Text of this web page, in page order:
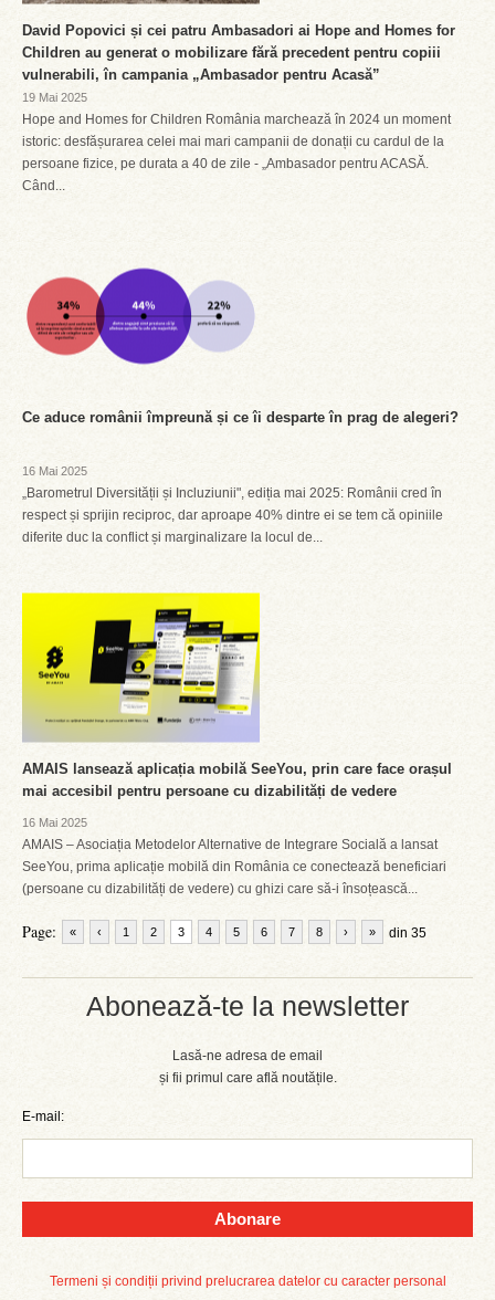
Abonează-te la newsletter
Lasă-ne adresa de email
și fii primul care află noutățile.
E-mail:
Abonare
Termeni și condiții privind prelucrarea datelor cu caracter personal
David Popovici și cei patru Ambasadori ai Hope and Homes for
Children au generat o mobilizare fără precedent pentru copiii
vulnerabili, în campania „Ambasador pentru Acasă”
19 Mai 2025
Hope and Homes for Children România marchează în 2024 un moment
istoric: desfășurarea celei mai mari campanii de donații cu cardul de la
persoane fizice, pe durata a 40 de zile - „Ambasador pentru ACASĂ.
Când...
Ce aduce românii împreună și ce îi desparte în prag de alegeri?
16 Mai 2025
„Barometrul Diversității și Incluziunii", ediția mai 2025: Românii cred în
respect și sprijin reciproc, dar aproape 40% dintre ei se tem că opiniile
diferite duc la conflict și marginalizare la locul de...
AMAIS lansează aplicația mobilă SeeYou, prin care face orașul
mai accesibil pentru persoane cu dizabilități de vedere
16 Mai 2025
AMAIS – Asociația Metodelor Alternative de Integrare Socială a lansat
SeeYou, prima aplicație mobilă din România ce conectează beneficiari
(persoane cu dizabilități de vedere) cu ghizi care să-i însoțească...
Page: « ‹ 1 2 3 4 5 6 7 8 din 35
› »